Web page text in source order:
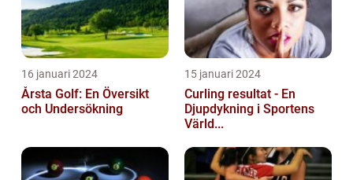
16 januari 2024
Årsta Golf: En Översikt
och Undersökning
15 januari 2024
Curling resultat - En
Djupdykning i Sportens
Värld...